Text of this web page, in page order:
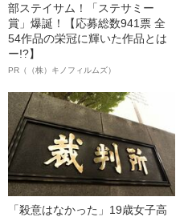
部ステイサム！「ステサミー
賞」爆誕！【応募総数941票 全
54作品の栄冠に輝いた作品とは
ー!?】
PR（（株）キノフィルムズ）
「殺意はなかった」19歳女子高